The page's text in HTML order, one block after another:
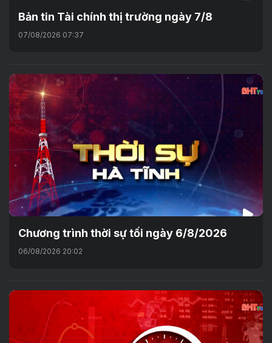
Bản tin Tài chính thị trường ngày 7/8
07/08/2026 07:37
Chương trình thời sự tối ngày 6/8/2026
06/08/2026 20:02